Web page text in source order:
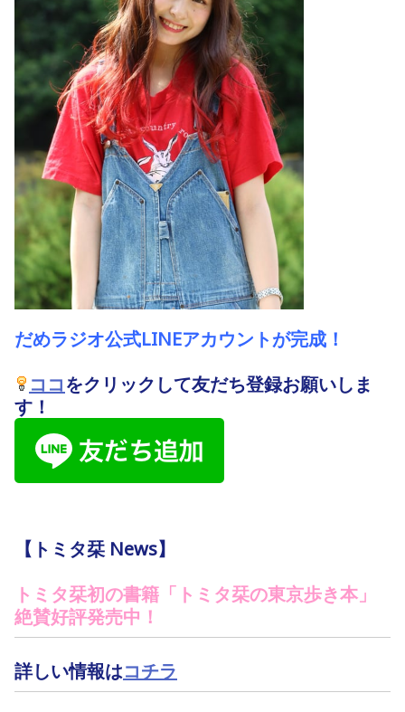
だめラジオ公式LINEアカウントが完成！
ココをクリックして友だち登録お願いしま
す！
【トミタ栞 News】
トミタ栞初の書籍「トミタ栞の東京歩き本」
絶賛好評発売中！
詳しい情報はコチラ